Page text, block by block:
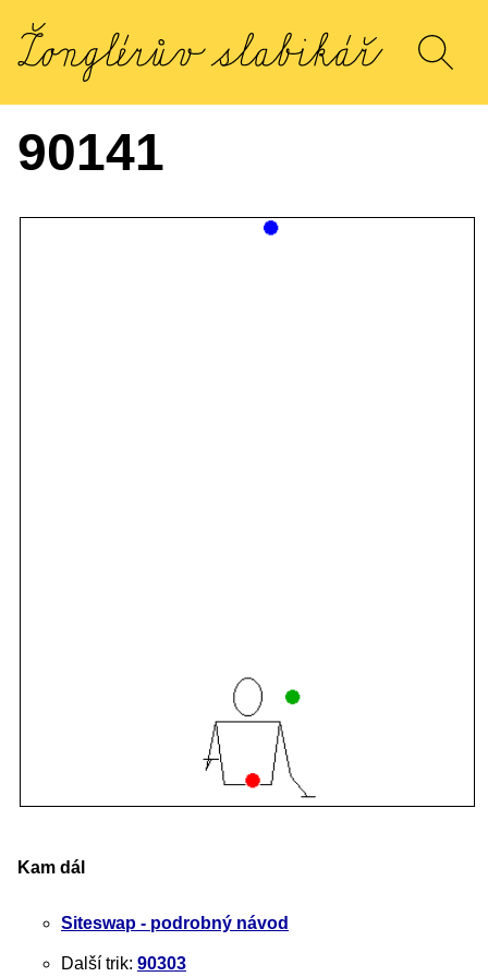
90141
Kam dál
Siteswap - podrobný návod
Další trik: 90303